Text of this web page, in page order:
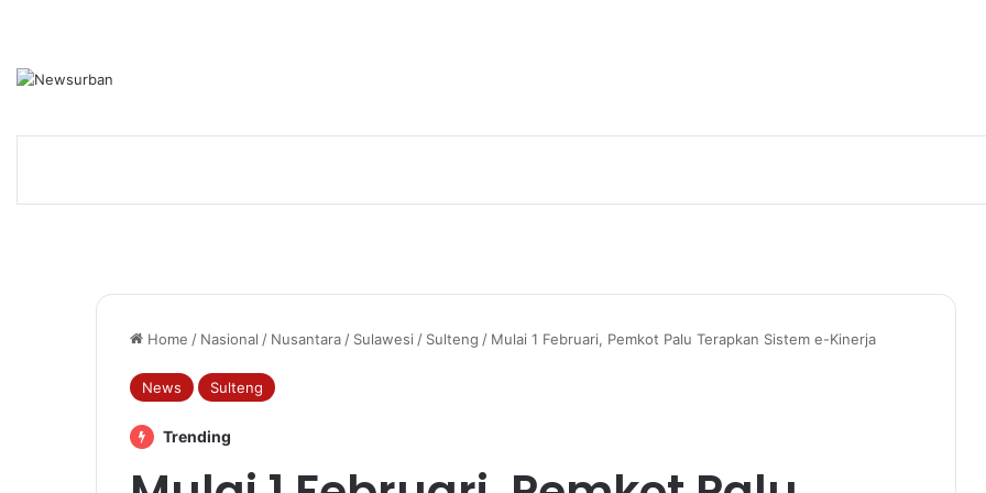
Home / Nasional / Nusantara / Sulawesi / Sulteng / Mulai 1 Februari, Pemkot Palu Terapkan Sistem e-Kinerja
News Sulteng
Trending